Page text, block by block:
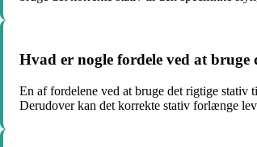
Hvad er nogle fordele ved at bruge
En af fordelene ved at bruge det rigtige stativ
Derudover kan det korrekte stativ forlænge